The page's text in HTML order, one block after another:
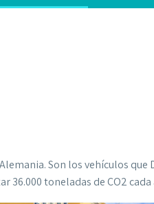
Son los vehículos que
36.000 toneladas de CO2 cada